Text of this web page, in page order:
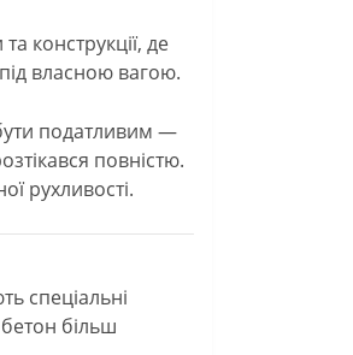
конструкції, де
власною вагою.
податливим —
повністю.
рухливості.
спеціальні
більш